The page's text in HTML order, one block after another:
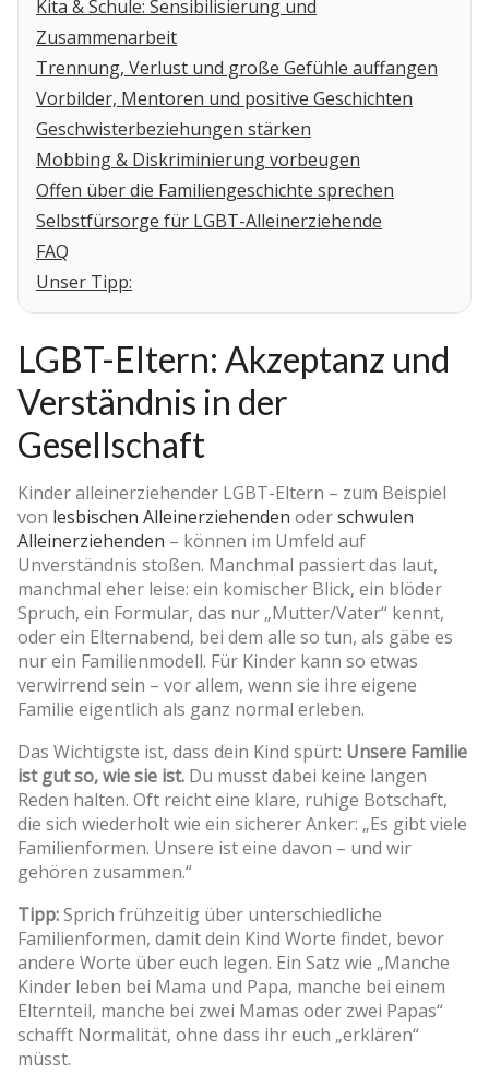
Kita & Schule: Sensibilisierung und
Zusammenarbeit
Trennung, Verlust und große Gefühle auffangen
Vorbilder, Mentoren und positive Geschichten
Geschwisterbeziehungen stärken
Mobbing & Diskriminierung vorbeugen
Offen über die Familiengeschichte sprechen
Selbstfürsorge für LGBT-Alleinerziehende
FAQ
Unser Tipp:
LGBT-Eltern: Akzeptanz und
Verständnis in der
Gesellschaft
Kinder alleinerziehender LGBT-Eltern – zum Beispiel
von lesbischen Alleinerziehenden oderschwulen
Alleinerziehenden – können im Umfeld auf
Unverständnis stoßen. Manchmal passiert das laut,
manchmal eher leise: ein komischer Blick, ein blöder
Spruch, ein Formular, das nur „Mutter/Vater“ kennt,
oder ein Elternabend, bei dem alle so tun, als gäbe es
nur ein Familienmodell. Für Kinder kann so etwas
verwirrend sein – vor allem, wenn sie ihre eigene
Familie eigentlich als ganz normal erleben.
Das Wichtigste ist, dass dein Kind spürt: Unsere Familie
ist gut so, wie sie ist. Du musst dabei keine langen
Reden halten. Oft reicht eine klare, ruhige Botschaft,
die sich wiederholt wie ein sicherer Anker: „Es gibt viele
Familienformen. Unsere ist eine davon – und wir
gehören zusammen.“
Tipp:Sprich frühzeitig über unterschiedliche
Familienformen, damit dein Kind Worte findet, bevor
andere Worte über euch legen. Ein Satz wie „Manche
Kinder leben bei Mama und Papa, manche bei einem
Elternteil, manche bei zwei Mamas oder zwei Papas“
schafft Normalität, ohne dass ihr euch „erklären“
müsst.